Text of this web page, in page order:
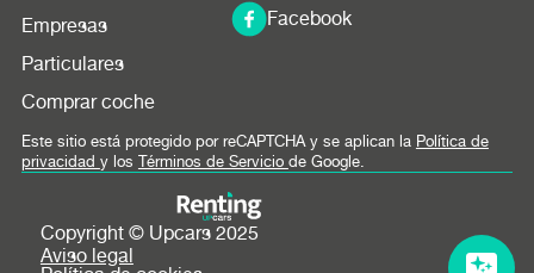
Empresas
Particulares
Comprar coche
Facebook
Este sitio está protegido por reCAPTCHA y se aplican la Política de
privacidad y los Términos de Servicio de Google.
Copyright © Upcars 2025
Aviso legal